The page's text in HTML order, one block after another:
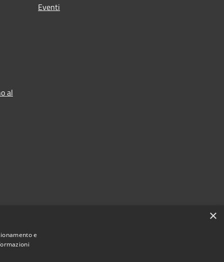
Eventi
al
×
e